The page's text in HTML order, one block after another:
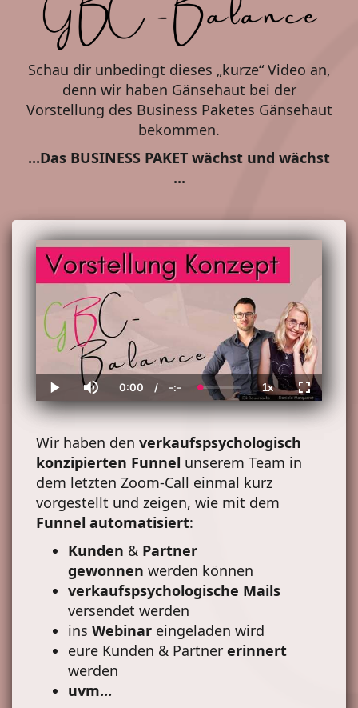
Schau dir unbedingt dieses „kurze“ Video an,
denn wir haben Gänsehaut bei der
Vorstellung des Business Paketes Gänsehaut
bekommen.
...Das BUSINESS PAKET wächst und wächst
...
Play Mute
Current
Time
0:00 / Duration
-:- Loaded:
0%
1xPlayback
Rate
Fullscreen
Wir haben den verkaufspsychologisch
konzipierten Funnel unserem Team in
dem letzten Zoom-Call einmal kurz
vorgestellt und zeigen, wie mit dem
Funnel automatisiert:
Kunden & Partner
gewonnen werden können
verkaufspsychologische Mails
versendet werden
ins Webinar eingeladen wird
eure Kunden & Partner erinnert
werden
uvm...